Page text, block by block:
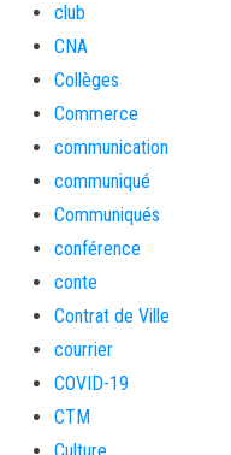
club
CNA
Collèges
Commerce
communication
communiqué
Communiqués
conférence
conte
Contrat de Ville
courrier
COVID-19
CTM